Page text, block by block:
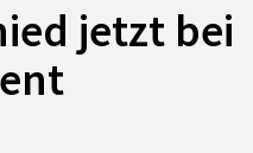
jetzt bei